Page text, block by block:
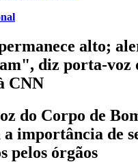
alto;
diz porta-voz
CNN
do Corpo de
a importância de
pelos órgãos